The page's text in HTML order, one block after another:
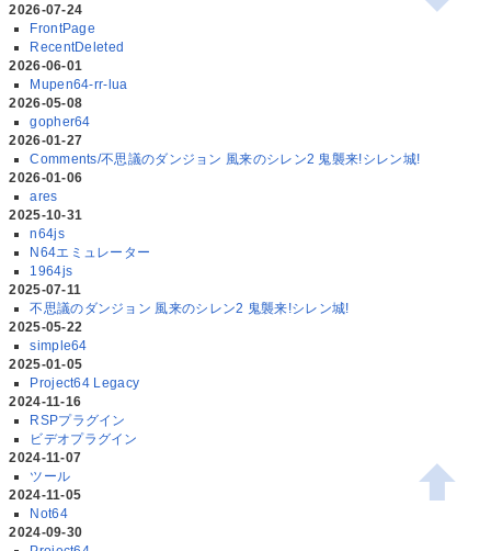
2026-07-24
FrontPage
RecentDeleted
2026-06-01
Mupen64-rr-lua
2026-05-08
gopher64
2026-01-27
Comments/不思議のダンジョン 風来のシレン2 鬼襲来!シレン城!
2026-01-06
ares
2025-10-31
n64js
N64エミュレーター
1964js
2025-07-11
不思議のダンジョン 風来のシレン2 鬼襲来!シレン城!
2025-05-22
simple64
2025-01-05
Project64 Legacy
2024-11-16
RSPプラグイン
ビデオプラグイン
2024-11-07
ツール
2024-11-05
Not64
2024-09-30